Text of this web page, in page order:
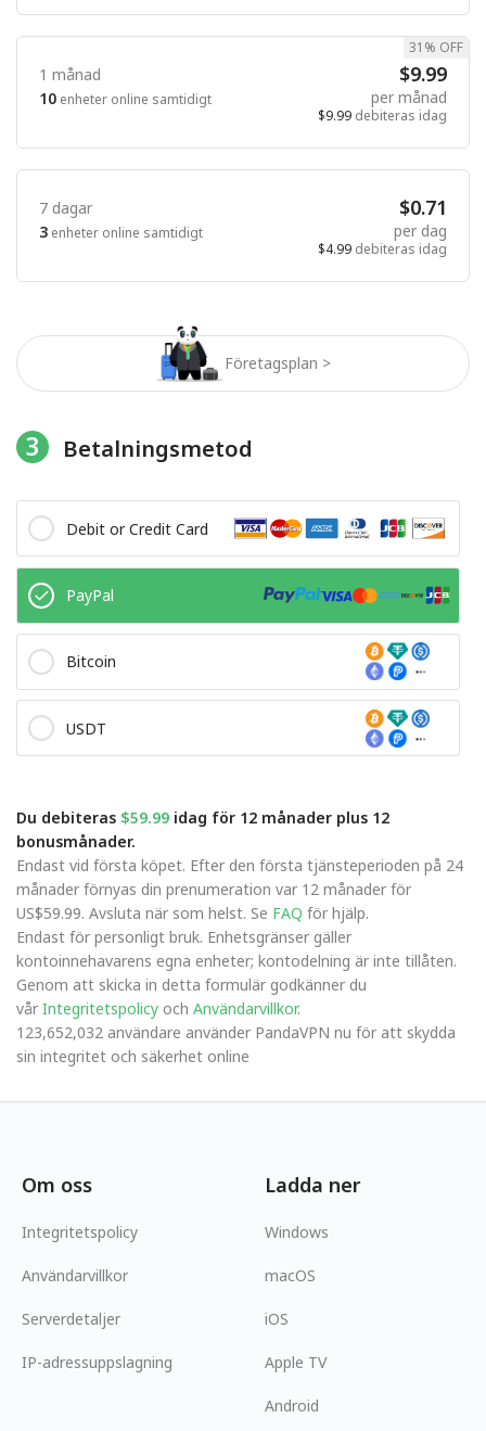
Företagsplan >
1 månad
10 enheter online samtidigt
$9.99
per månad
$9.99 debiteras idag
31% OFF
7 dagar
3 enheter online samtidigt
$0.71
per dag
$4.99 debiteras idag
3 Betalningsmetod
Debit or Credit Card
PayPal
Bitcoin
USDT
Du debiteras $59.99 idag för 12 månader plus 12
bonusmånader.
Endast vid första köpet. Efter den första tjänsteperioden på 24
månader förnyas din prenumeration var 12 månader för
US$59.99. Avsluta när som helst. Se FAQ för hjälp.
Endast för personligt bruk. Enhetsgränser gäller
kontoinnehavarens egna enheter; kontodelning är inte tillåten.
Genom att skicka in detta formulär godkänner du
vår Integritetspolicy och Användarvillkor.
123,652,032 användare använder PandaVPN nu för att skydda
sin integritet och säkerhet online
Om oss
Integritetspolicy
Användarvillkor
Serverdetaljer
IP-adressuppslagning
Ladda ner
Windows
macOS
iOS
Apple TV
Android